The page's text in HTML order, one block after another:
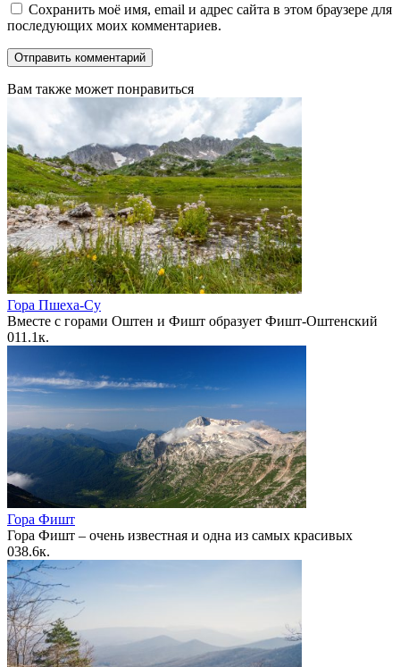
Сохранить моё имя, email и адрес сайта в этом браузере для
последующих моих комментариев.
Вам также может понравиться
Гора Пшеха-Су
Вместе с горами Оштен и Фишт образует Фишт-Оштенский
011.1к.
Гора Фишт
Гора Фишт – очень известная и одна из самых красивых
038.6к.